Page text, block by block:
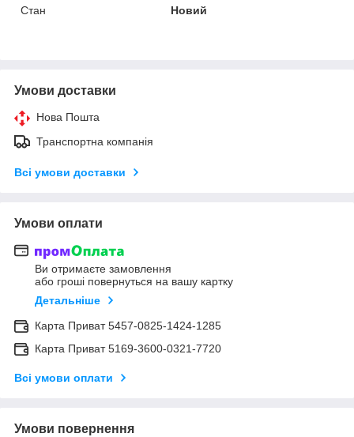
Стан
Новий
Умови доставки
Нова Пошта
Транспортна компанія
Всі умови доставки
Умови оплати
Ви отримаєте замовлення
або гроші повернуться на вашу картку
Детальніше
Карта Приват 5457-0825-1424-1285
Карта Приват 5169-3600-0321-7720
Всі умови оплати
Умови повернення